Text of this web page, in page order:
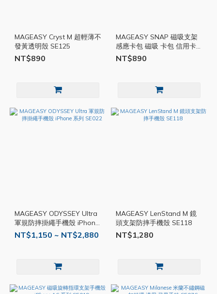
MAGEASY Cryst M 超輕薄不
發黃透明殼 SE125
NT$890
MAGEASY SNAP 磁吸支架
感應卡包 磁吸 卡包 信用卡
收納 支架 卡夾 卡套
SwitchEasy SE059
NT$890
MAGEASY ODYSSEY Ultra
軍規防摔掛繩手機殼 iPhone
系列 SE022
NT$1,150 ~ NT$2,880
MAGEASY LenStand M 鏡
頭支架防摔手機殼 SE118
NT$1,280